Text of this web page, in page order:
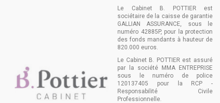
Le Cabinet B. POTTIER est
sociétaire de la caisse de garantie
GALLIAN ASSURANCE, sous le
numéro 42885P, pour la protection
des fonds mandants à hauteur de
820.000 euros.
Le Cabinet B. POTTIER est assuré
par la société MMA ENTREPRISE
sous le numéro de police
120137405 pour la RCP -
Responsabilité Civile
Professionnelle.